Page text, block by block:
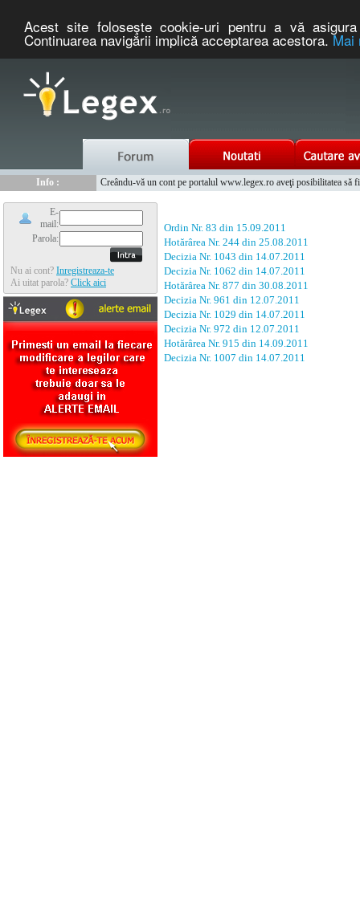
Acest site foloseşte cookie-uri pentru a vă
Continuarea navigării implică acceptarea acestora.Mai
Info :
Creându-vă un cont pe portalul www.legex.ro aveţi posibilitatea să
E-
mail:
Parola:
Nu ai cont? Inregistreaza-te
Ai uitat parola? Click aici
Ordin Nr. 83 din 15.09.2011
Hotărârea Nr. 244 din 25.08.2011
Decizia Nr. 1043 din 14.07.2011
Decizia Nr. 1062 din 14.07.2011
Hotărârea Nr. 877 din 30.08.2011
Decizia Nr. 961 din 12.07.2011
Decizia Nr. 1029 din 14.07.2011
Decizia Nr. 972 din 12.07.2011
Hotărârea Nr. 915 din 14.09.2011
Decizia Nr. 1007 din 14.07.2011